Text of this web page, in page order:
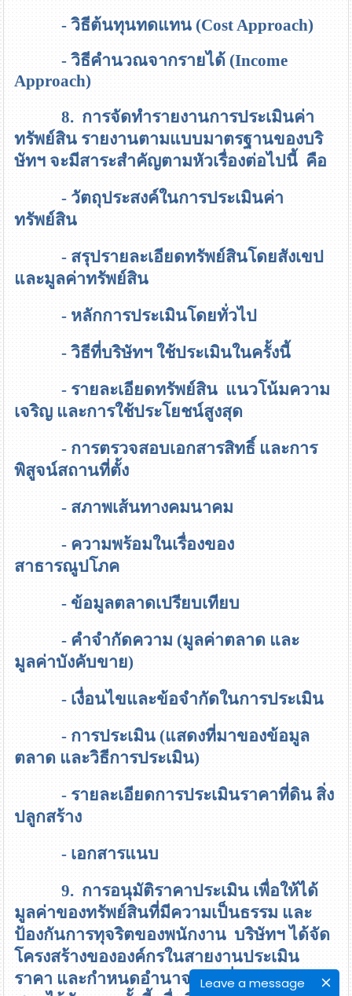
Leave a message
- วิธีต้นทุนทดแทน (Cost Approach)
- วิธีคำนวณจากรายได้ (Income
Approach)
8. การจัดทำรายงานการประเมินค่า
ทรัพย์สิน รายงานตามแบบมาตรฐานของบริ
ษัทฯ จะมีสาระสำคัญตามหัวเรื่องต่อไปนี้ คือ
- วัตถุประสงค์ในการประเมินค่า
ทรัพย์สิน
- สรุปรายละเอียดทรัพย์สินโดยสังเขป
และมูลค่าทรัพย์สิน
- หลักการประเมินโดยทั่วไป
- วิธีที่บริษัทฯ ใช้ประเมินในครั้งนี้
- รายละเอียดทรัพย์สิน แนวโน้มความ
เจริญ และการใช้ประโยชน์สูงสุด
- การตรวจสอบเอกสารสิทธิ์ และการ
พิสูจน์สถานที่ตั้ง
- สภาพเส้นทางคมนาคม
- ความพร้อมในเรื่องของ
สาธารณูปโภค
- ข้อมูลตลาดเปรียบเทียบ
- คำจำกัดความ (มูลค่าตลาด และ
มูลค่าบังคับขาย)
- เงื่อนไขและข้อจำกัดในการประเมิน
- การประเมิน (แสดงที่มาของข้อมูล
ตลาด และวิธีการประเมิน)
- รายละเอียดการประเมินราคาที่ดิน สิ่ง
ปลูกสร้าง
- เอกสารแนบ
9. การอนุมัติราคาประเมิน เพื่อให้ได้
มูลค่าของทรัพย์สินที่มีความเป็นธรรม และ
ป้องกันการทุจริตของพนักงาน บริษัทฯ ได้จัด
โครงสร้างขององค์กรในสายงานประเมิน
ราคา และกำหนดอำนาจหน้าที่ความรับผิด